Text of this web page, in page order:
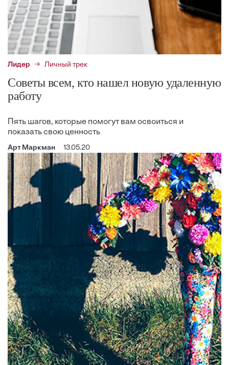
Лидер Личный трек
Советы всем, кто нашел новую удаленную
работу
Пять шагов, которые помогут вам освоиться и
показать свою ценность
Арт Маркман 13.05.20